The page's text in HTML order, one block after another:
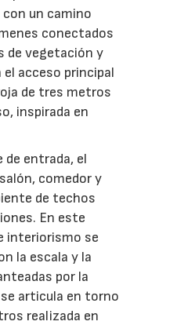
un camino
conectados
de vegetación y
acceso principal
de tres metros
inspirada en
entrada, el
comedor y
de techos
En este
interiorismo se
la escala y la
por la
articula en torno
realizada en